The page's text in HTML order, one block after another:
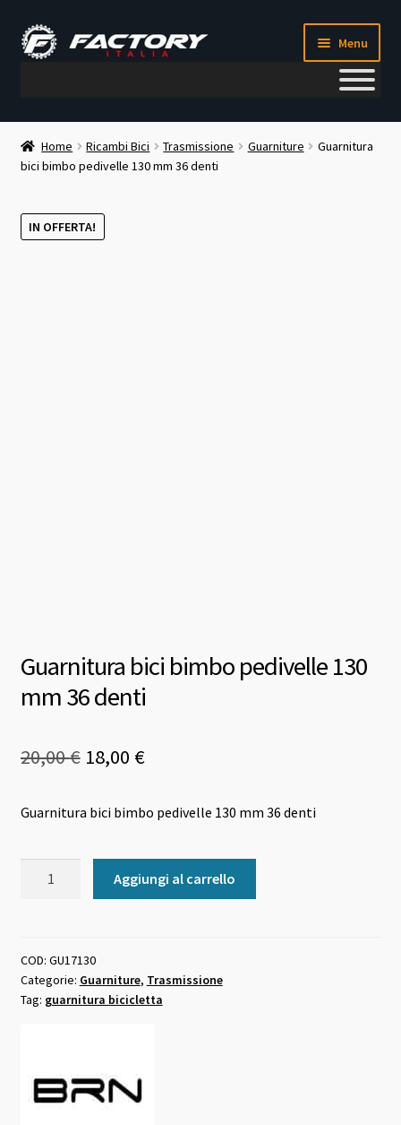
Vai
alla
Vai
al
Menu
Il mio account
Metodi di pagamento
Chi siamo
Home Ricambi Bici Trasmissione Guarniture
Guarnitura
bici bimbo pedivelle 130 mm 36 denti
IN OFFERTA!
Guarnitura bici bimbo pedivelle 130
mm 36 denti
20,00€ Il
originale
era:
20,00 €.
18,00 €Il
attuale
è:
18,00 €.
Guarnitura bici bimbo pedivelle 130 mm 36 denti
130
mm
36
Aggiungi al carrello
COD: GU17130
Categorie: Guarniture, Trasmissione
Tag: guarnitura bicicletta